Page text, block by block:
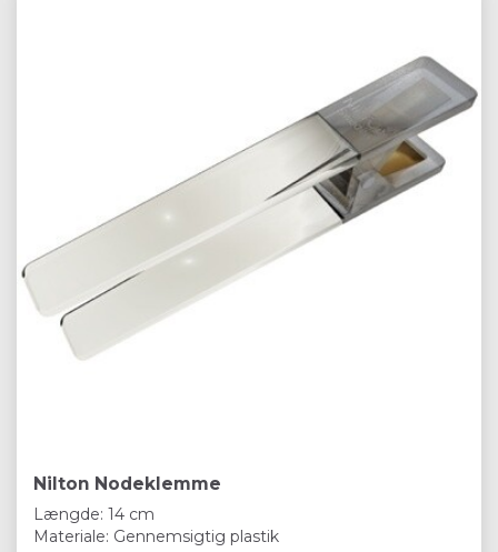
Nilton Nodeklemme
Længde: 14 cm
Materiale: Gennemsigtig plastik